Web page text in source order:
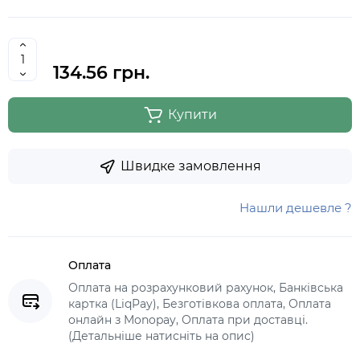
134.56 грн.
Купити
Швидке замовлення
Нашли дешевле ?
Оплата
Оплата на розрахунковий рахунок, Банківська
картка (LiqPay), Безготівкова оплата, Оплата
онлайн з Monopay, Оплата при доставці.
(Детальніше натисніть на опис)